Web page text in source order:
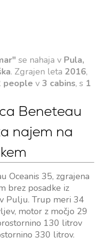
se nahaja v Pula,
. Zgrajen leta 2016,
people v 3 cabins, s 1
Beneteau
najem na
Oceanis 35, zgrajena
brez posadke iz
Pulju. Trup meri 34
motor z močjo 29
130 litrov
330 litrov.